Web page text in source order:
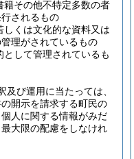
その他不特定多数の者
されるもの
くは文化的な資料又は
理がされているもの
して管理されているも
び運用に当たっては、
開示を請求する町民の
人に関する情報がみだ
大限の配慮をしなけれ